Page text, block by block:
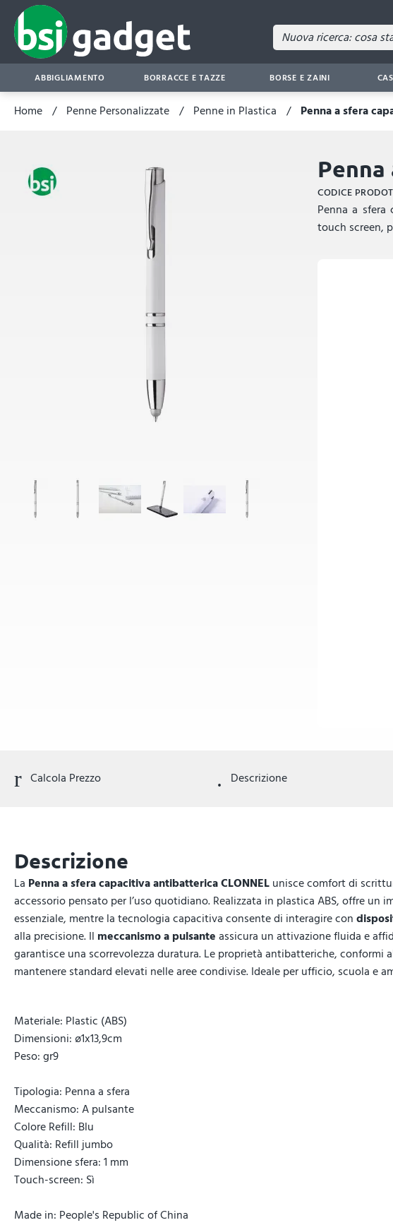
ABBIGLIAMENTO BORRACCE E TAZZE BORSE E ZAINI
Home Penne Personalizzate Penne in Plastica Penna a sfera
CODICE
Penna a
touch screen,
Calcola Prezzo Descrizione
Descrizione
La Penna a sfera capacitiva antibatterica CLONNELunisce comfort di
accessorio pensato per l’uso quotidiano. Realizzata in plastica ABS, offre un
essenziale, mentre la tecnologia capacitiva consente di interagire con
alla precisione. Il meccanismo a pulsanteassicura un attivazione fluida e
garantisce una scorrevolezza duratura. Le proprietà antibatteriche, conformi
mantenere standard elevati nelle aree condivise. Ideale per ufficio, scuola e
Materiale: Plastic (ABS)
Dimensioni: ø1x13,9cm
Peso: gr9
Tipologia: Penna a sfera
Meccanismo: A pulsante
Colore Refill: Blu
Qualità: Refill jumbo
Dimensione sfera: 1 mm
Touch-screen: Sì
Made in: People's Republic of China